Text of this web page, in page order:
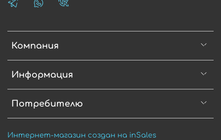
Компания
Информация
Потребителю
Интернет-магазин создан на inSales